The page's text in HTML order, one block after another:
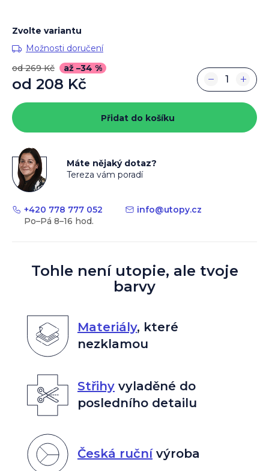
Zvolte variantu
Možnosti doručení
od 269 Kč
až –34 %
od 208 Kč
cena:
+
−
Přidat do košíku
Máte nějaký dotaz?
Tereza vám poradí
+420 778 777 052 info@utopy.cz
Tohle není utopie, ale tvoje
barvy
Materiály, které
nezklamou
Střihyvyladěné do
posledního detailu
Česká ručnívýroba